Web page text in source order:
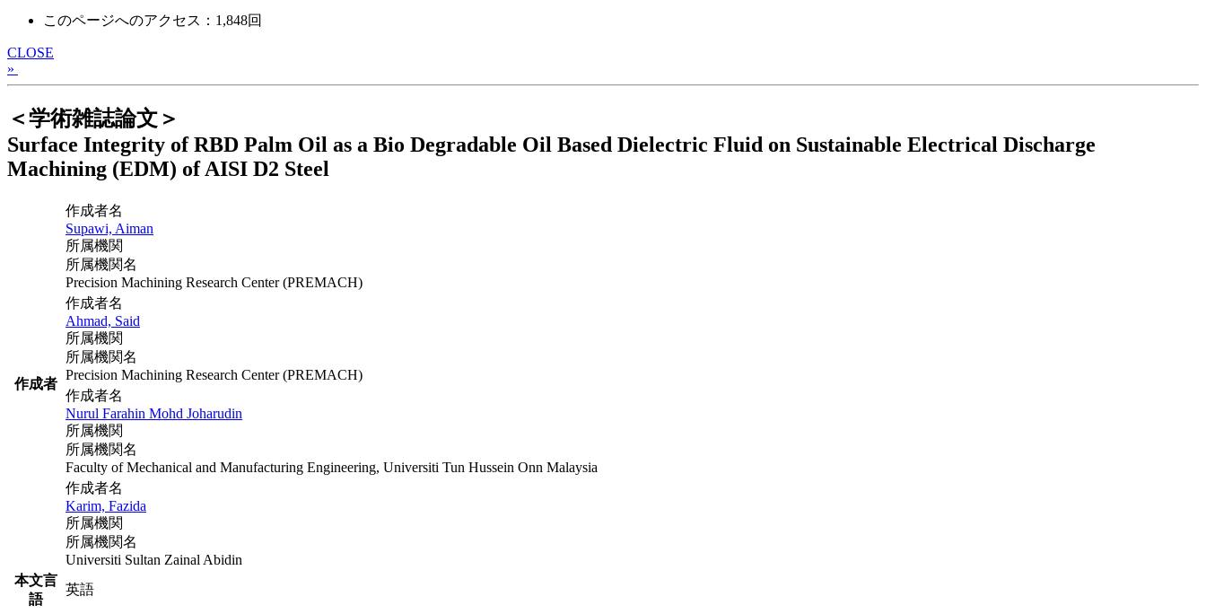
このページへのアクセス：1,848回
CLOSE
»
＜学術雑誌論文＞
Surface Integrity of RBD Palm Oil as a Bio Degradable Oil Based Dielectric Fluid on Sustainable Electrical Discharge
Machining (EDM) of AISI D2 Steel
作成者
作成者名
Supawi, Aiman
所属機関
所属機関名
Precision Machining Research Center (PREMACH)
作成者名
Ahmad, Said
所属機関
所属機関名
Precision Machining Research Center (PREMACH)
作成者名
Nurul Farahin Mohd Joharudin
所属機関
所属機関名
Faculty of Mechanical and Manufacturing Engineering, Universiti Tun Hussein Onn Malaysia
作成者名
Karim, Fazida
所属機関
所属機関名
Universiti Sultan Zainal Abidin
本文言
語
英語